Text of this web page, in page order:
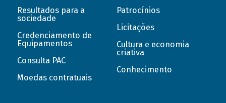
Resultados para a
sociedade
Credenciamento de
Equipamentos
Consulta PAC
Moedas contratuais
Patrocínios
Licitações
Cultura e economia
criativa
Conhecimento